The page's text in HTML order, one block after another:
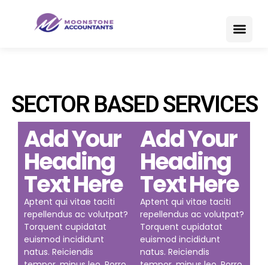
SECTOR BASED SERVICES
Add Your
Heading
Text Here
Aptent qui vitae taciti
repellendus ac volutpat?
Torquent cupidatat
euismod incididunt
natus. Reiciendis
Add Your
Heading
Text Here
Aptent qui vitae taciti
repellendus ac volutpat?
Torquent cupidatat
euismod incididunt
natus. Reiciendis